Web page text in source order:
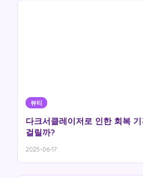
뷰티
다크서클레이저로 인한 회복
걸릴까?
2025-06-17